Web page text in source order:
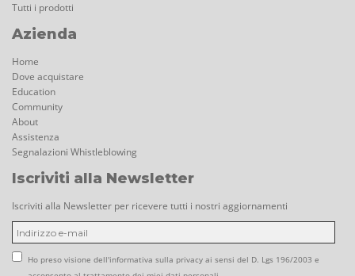
Tutti i prodotti
Azienda
Home
Dove acquistare
Education
Community
About
Assistenza
Segnalazioni Whistleblowing
Iscriviti alla Newsletter
Iscriviti alla Newsletter per ricevere tutti i nostri aggiornamenti
Ho preso visione dell'informativa sulla privacy ai sensi del D. Lgs 196/2003 e